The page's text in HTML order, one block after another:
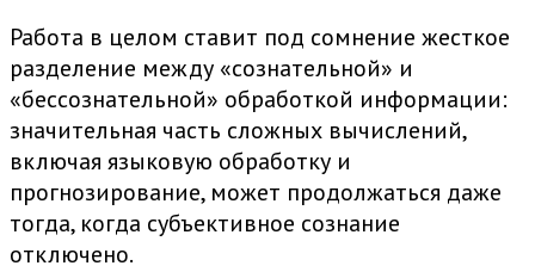
Работа в целом ставит под сомнение жесткое
разделение между «сознательной» и
«бессознательной» обработкой информации:
значительная часть сложных вычислений,
включая языковую обработку и
прогнозирование, может продолжаться даже
тогда, когда субъективное сознание
отключено.